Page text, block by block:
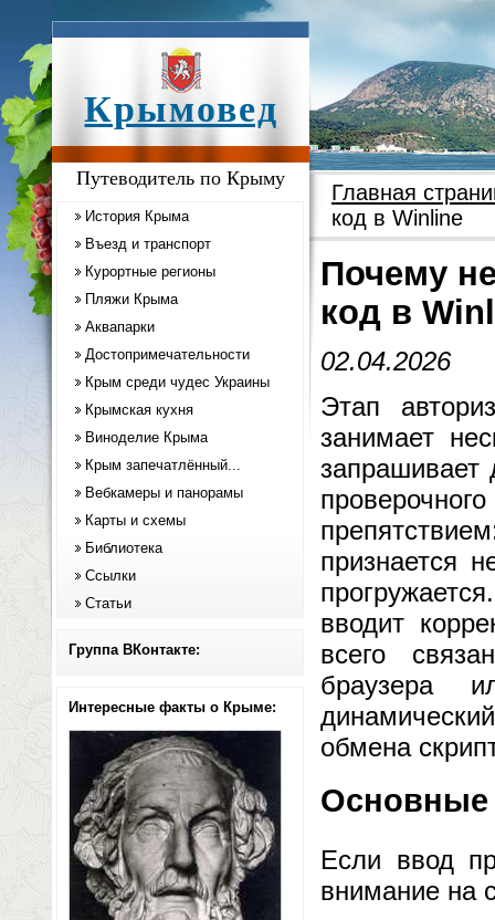
Крымовед
Путеводитель по Крыму
История Крыма
Въезд и транспорт
Курортные регионы
Пляжи Крыма
Аквапарки
Достопримечательности
Крым среди чудес Украины
Крымская кухня
Виноделие Крыма
Крым запечатлённый...
Вебкамеры и панорамы
Карты и схемы
Библиотека
Ссылки
Статьи
Группа ВКонтакте:
Интересные факты о Крыме:
Главная
код в Winline
Почему
код в
02.04.2026
Этап
занимает
запрашивает
признается
вводит
всего
браузера
обмена
Основные
Если ввод
внимание на